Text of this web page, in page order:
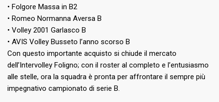
• Folgore Massa in B2
• Romeo Normanna Aversa B
• Volley 2001 Garlasco B
• AVIS Volley Busseto l’anno scorso B
Con questo importante acquisto si chiude il mercato
dell’Intervolley Foligno; con il roster al completo e l’entusiasmo
alle stelle, ora la squadra è pronta per affrontare il sempre più
impegnativo campionato di serie B.